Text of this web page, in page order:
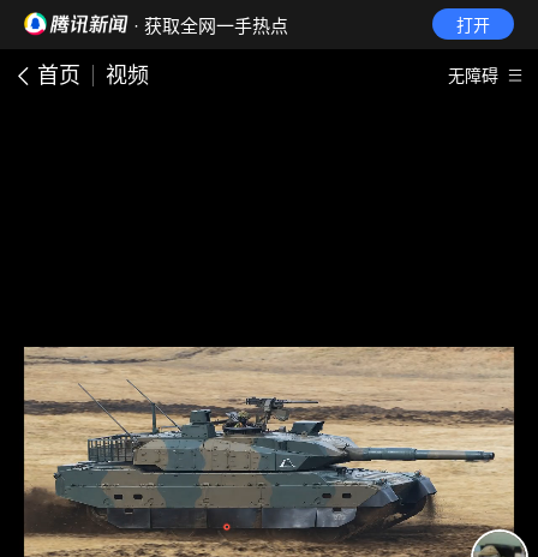
· 获取全网一手热点 打开
首页 视频 无障碍